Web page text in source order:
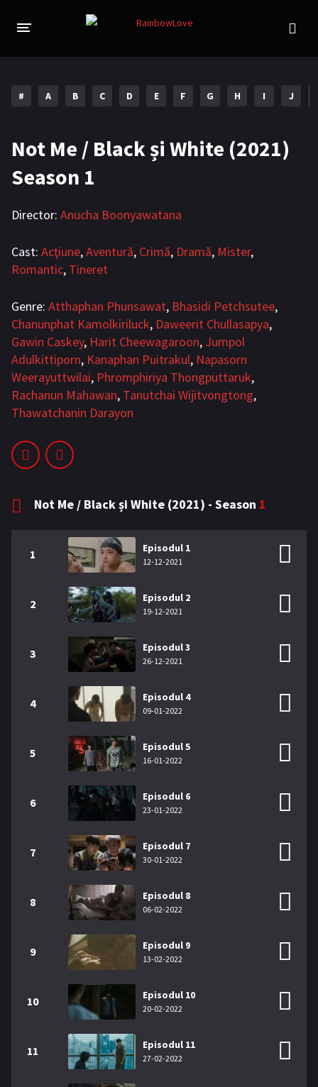
PROIECTE
ANIME FILME
EMISIUNI
ÎN LUCRU
COLECȚII LGBTQ
BL Thailanda
BL Japonia BL Taiwan
Bromance / BL China
BL Philipine Cupluri Mixte
LGBTQ+ NON-ASIA
Articole
ALĂTURĂ-TE
Înregistrează-te
Contul meu Ieși
# A B C D E F G H I J
Not Me / Black și White (2021)
Season 1
Director: Anucha Boonyawatana
Cast: Acţiune,Aventură, Crimă, Dramă, Mister,
Romantic, Tineret
Genre: Atthaphan Phunsawat, Bhasidi Petchsutee,
Chanunphat Kamolkiriluck, Daweerit Chullasapya,
Gawin Caskey, Harit Cheewagaroon, Jumpol
Adulkittiporn, Kanaphan Puitrakul, Napasorn
Weerayuttwilai, Phromphiriya Thongputtaruk,
Rachanun Mahawan, Tanutchai Wijitvongtong,
Thawatchanin Darayon
Not Me / Black și White (2021) - Season 1
1 Episodul 1
12-12-2021
2 Episodul 2
19-12-2021
3 Episodul 3
26-12-2021
4 Episodul 4
09-01-2022
5 Episodul 5
16-01-2022
6 Episodul 6
23-01-2022
7 Episodul 7
30-01-2022
8 Episodul 8
06-02-2022
9 Episodul 9
13-02-2022
10 Episodul 10
20-02-2022
11 Episodul 11
27-02-2022